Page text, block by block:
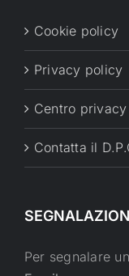
Cookie policy
Privacy policy
Centro privacy
Contatta il
Per segnalare